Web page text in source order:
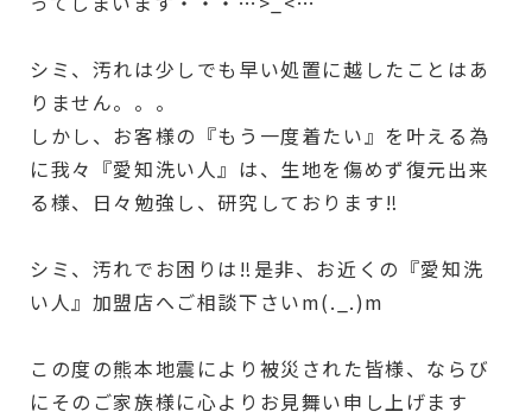
シミ、汚れは少しでも早い処置に越したことはあ
りません。。。
しかし、お客様の『もう一度着たい』を叶える為
に我々『愛知洗い人』は、生地を傷めず復元出来
る様、日々勉強し、研究しております‼︎
シミ、汚れでお困りは‼︎是非、お近くの『愛知洗
い人』加盟店へご相談下さいm(._.)m
この度の熊本地震により被災された皆様、ならび
にそのご家族様に心よりお見舞い申し上げます